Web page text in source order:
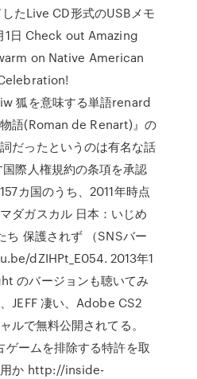
たLive CD形式のUSBメモ
1日 Check out Amazing
on Native American
狐を意味する単語renard
語(Roman de Renart)』の
だったというのは有名な話
際人権規約の条項を承認
カ国のうち、2011年時点
ダガスカル 日本：いじめ
ち 保護されず （SNSバー
dZIHPt_E054. 2013年1
のバージョンも聴いてみ
JEFF 凄い、Adobe CS2
ルで無料公開されてる。
ームを排除する特許を取
用か http://inside-